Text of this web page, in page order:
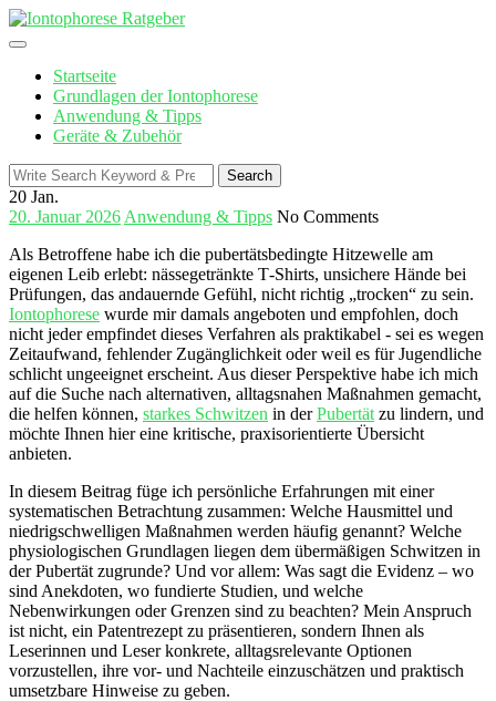
Skip
to
Startseite
Grundlagen der Iontophorese
Anwendung & Tipps
Geräte & Zubehör
Search
for:
Search
20 Jan.
20. Januar 2026 Anwendung & Tipps No Comments
Als Betroffene habe ich ‍die pubertätsbedingte ⁤Hitzewelle ‌am ​
eigenen Leib ⁢erlebt: nässegetränkte T‑Shirts, unsichere Hände bei
Prüfungen, das andauernde Gefühl, nicht ‌richtig „trocken“ zu sein.
Iontophorese wurde mir damals ‌angeboten⁣ und empfohlen, doch⁢
nicht jeder empfindet dieses Verfahren als praktikabel -⁢ sei es wegen
Zeitaufwand,‌ fehlender Zugänglichkeit⁣ oder weil es für Jugendliche
schlicht ungeeignet erscheint. Aus dieser ⁤Perspektive habe ich mich
auf die ‌Suche nach alternativen, alltagsnahen ‌Maßnahmen gemacht,
die helfen‍ können, starkes Schwitzen in derPubertät zu lindern,‌ und
möchte Ihnen ‍hier eine kritische, praxisorientierte Übersicht
anbieten.
In diesem Beitrag füge ich persönliche ⁤Erfahrungen ‍mit einer
systematischen Betrachtung zusammen: Welche Hausmittel und
niedrigschwelligen ‌Maßnahmen werden häufig‍ genannt? Welche
physiologischen ‍Grundlagen‍ liegen ⁣dem übermäßigen ‌Schwitzen in
der Pubertät zugrunde? Und ⁤vor allem: ⁣Was⁣ sagt die Evidenz – wo
sind Anekdoten, ‍wo fundierte Studien, und welche
Nebenwirkungen⁤ oder ⁤Grenzen sind zu beachten? ⁤Mein​ Anspruch
ist nicht, ein ​Patentrezept zu präsentieren, sondern Ihnen​ als⁢
Leserinnen und​ Leser ​konkrete, alltagsrelevante Optionen
vorzustellen, ​ihre vor- und ‌Nachteile einzuschätzen und praktisch
umsetzbare Hinweise zu‍ geben.